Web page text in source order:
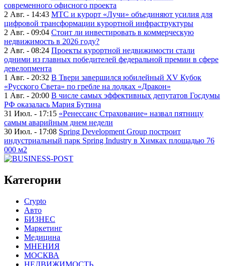
современного офисного проекта
2 Авг. - 14:43 МТС и курорт «Лучи» объединяют усилия для
цифровой трансформации курортной инфраструктуры
2 Авг. - 09:04 Стоит ли инвестировать в коммерческую
недвижимость в 2026 году?
2 Авг. - 08:24 Проекты курортной недвижимости стали
одними из главных победителей федеральной премии в сфере
девелопмента
1 Авг. - 20:32 В Твери завершился юбилейный XV Кубок
«Русского Света» по гребле на лодках «Дракон»
1 Авг. - 20:00 В числе самых эффективных депутатов Госдумы
РФ оказалась Мария Бутина
31 Июл. - 17:15 «Ренессанс Страхование» назвал пятницу
самым аварийным днем недели
30 Июл. - 17:08 Spring Development Group построит
индустриальный парк Spring Industry в Химках площадью 76
000 м2
Категории
Crypto
Авто
БИЗНЕС
Маркетинг
Медицина
МНЕНИЯ
МОСКВА
НЕДВИЖИМОСТЬ